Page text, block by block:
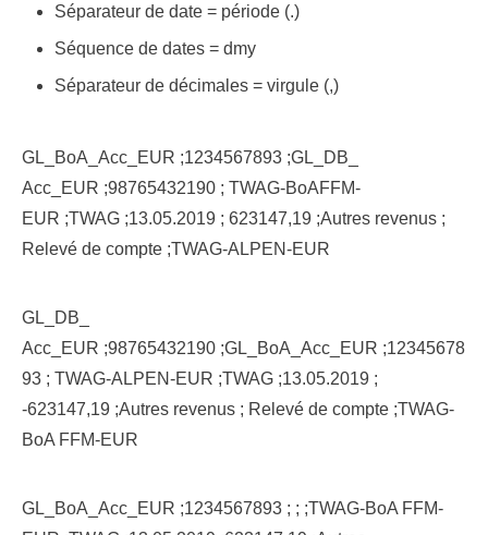
Séparateur de date = période (.)
Séquence de dates = dmy
Séparateur de décimales = virgule (,)
GL_BoA_Acc_EUR ;1234567893 ;GL_DB_
Acc_EUR ;98765432190 ; TWAG-BoAFFM-
EUR ;TWAG ;13.05.2019 ; 623147,19 ;Autres revenus ;
Relevé de compte ;TWAG-ALPEN-EUR
GL_DB_
Acc_EUR ;98765432190 ;GL_BoA_Acc_EUR ;12345678
93 ; TWAG-ALPEN-EUR ;TWAG ;13.05.2019 ;
-623147,19 ;Autres revenus ; Relevé de compte ;TWAG-
BoA FFM-EUR
GL_BoA_Acc_EUR ;1234567893 ; ; ;TWAG-BoA FFM-